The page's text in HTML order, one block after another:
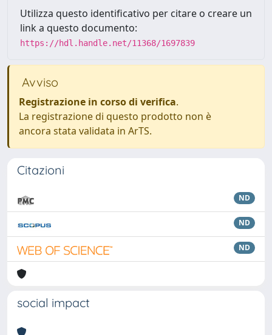
Utilizza questo identificativo per citare o creare un
link a questo documento:
https://hdl.handle.net/11368/1697839
Avviso
Registrazione in corso di verifica.
La registrazione di questo prodotto non è
ancora stata validata in ArTS.
Citazioni
ND
ND
ND
social impact